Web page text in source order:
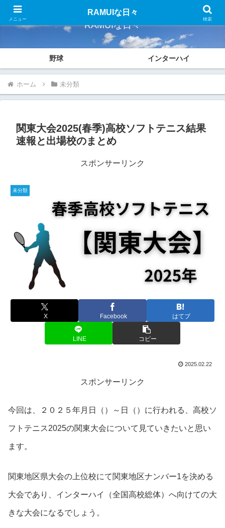
RAMUIな日々
野球 インターハイ
ホーム 未分類
関東大会2025(春季)高校ソフトテニス結果
速報と出場校のまとめ
スポンサーリンク
未分類
X Facebook はてブ
LINE コピー
2025.02.22
スポンサーリンク
今回は、２０２５年月日（）～日（）に行われる、高校ソ
フトテニス2025の関東大会について見ていきたいと思い
ます。
関東地区県大会の上位校にて関東地区ナンバー1を決める
大会であり、インターハイ（全国高校総体）へ向けての大
きな大会になるでしょう。
メニュー
RAMUIな日々
検索